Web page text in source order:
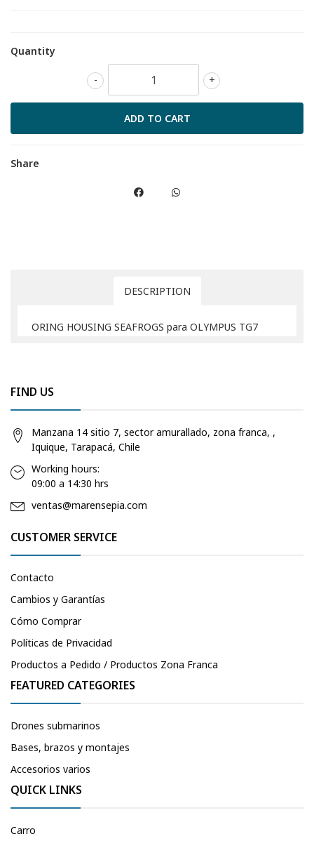
Quantity
+
-
Share
DESCRIPTION
ORING HOUSING SEAFROGS para OLYMPUS TG7
FIND US
Manzana 14 sitio 7, sector amurallado, zona franca, ,
Iquique, Tarapacá, Chile
Working hours:
09:00 a 14:30 hrs
ventas@marensepia.com
CUSTOMER SERVICE
Contacto
Cambios y Garantías
Cómo Comprar
Políticas de Privacidad
Productos a Pedido / Productos Zona Franca
FEATURED CATEGORIES
Drones submarinos
Bases, brazos y montajes
Accesorios varios
QUICK LINKS
Carro